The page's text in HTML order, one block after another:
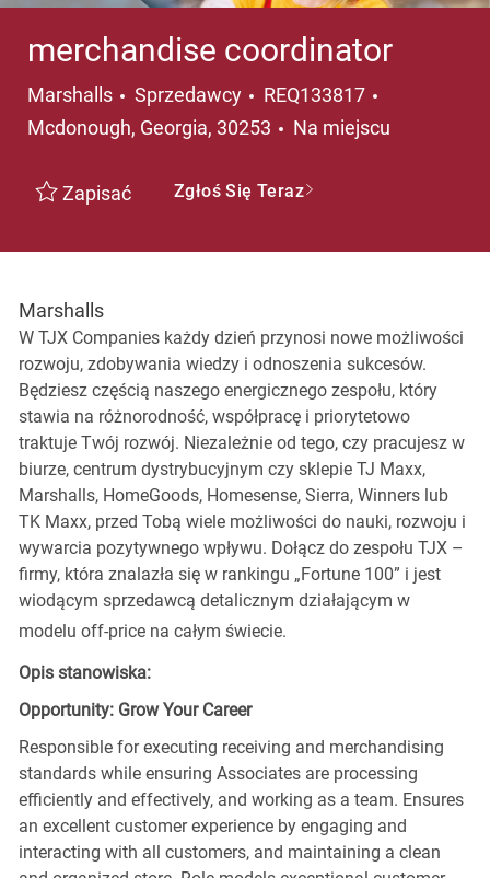
merchandise coordinator
Marshalls Kategoria
Sprzedawcy REQ133817
Mcdonough, Georgia, 30253
Na miejscu
Zapisać Zgłoś Się Teraz
Marshalls
W TJX Companies każdy dzień przynosi nowe możliwości
rozwoju, zdobywania wiedzy i odnoszenia sukcesów.
Będziesz częścią naszego energicznego zespołu, który
stawia na różnorodność, współpracę i priorytetowo
traktuje Twój rozwój. Niezależnie od tego, czy pracujesz w
biurze, centrum dystrybucyjnym czy sklepie TJ Maxx,
Marshalls, HomeGoods, Homesense, Sierra, Winners lub
TK Maxx, przed Tobą wiele możliwości do nauki, rozwoju i
wywarcia pozytywnego wpływu. Dołącz do zespołu TJX –
firmy, która znalazła się w rankingu „Fortune 100” i jest
wiodącym sprzedawcą detalicznym działającym w
modelu off-price na całym świecie.
Opis stanowiska:
Opportunity: Grow Your Career
Responsible for executing receiving and merchandising
standards while ensuring Associates are processing
efficiently and effectively, and working as a team. Ensures
an excellent customer experience by engaging and
interacting with all customers, and maintaining a clean